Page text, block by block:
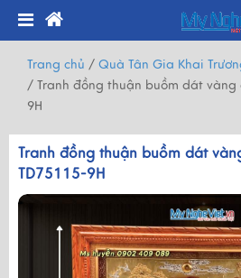
Trang chủ / Quà Tân Gia Khai
/ Tranh đồng thuận buồm dát vàng
9H
Tranh đồng thuận buồm dát
TD75115-9H